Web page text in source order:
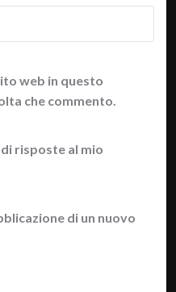
web in questo
che commento.
risposte al mio
di un nuovo